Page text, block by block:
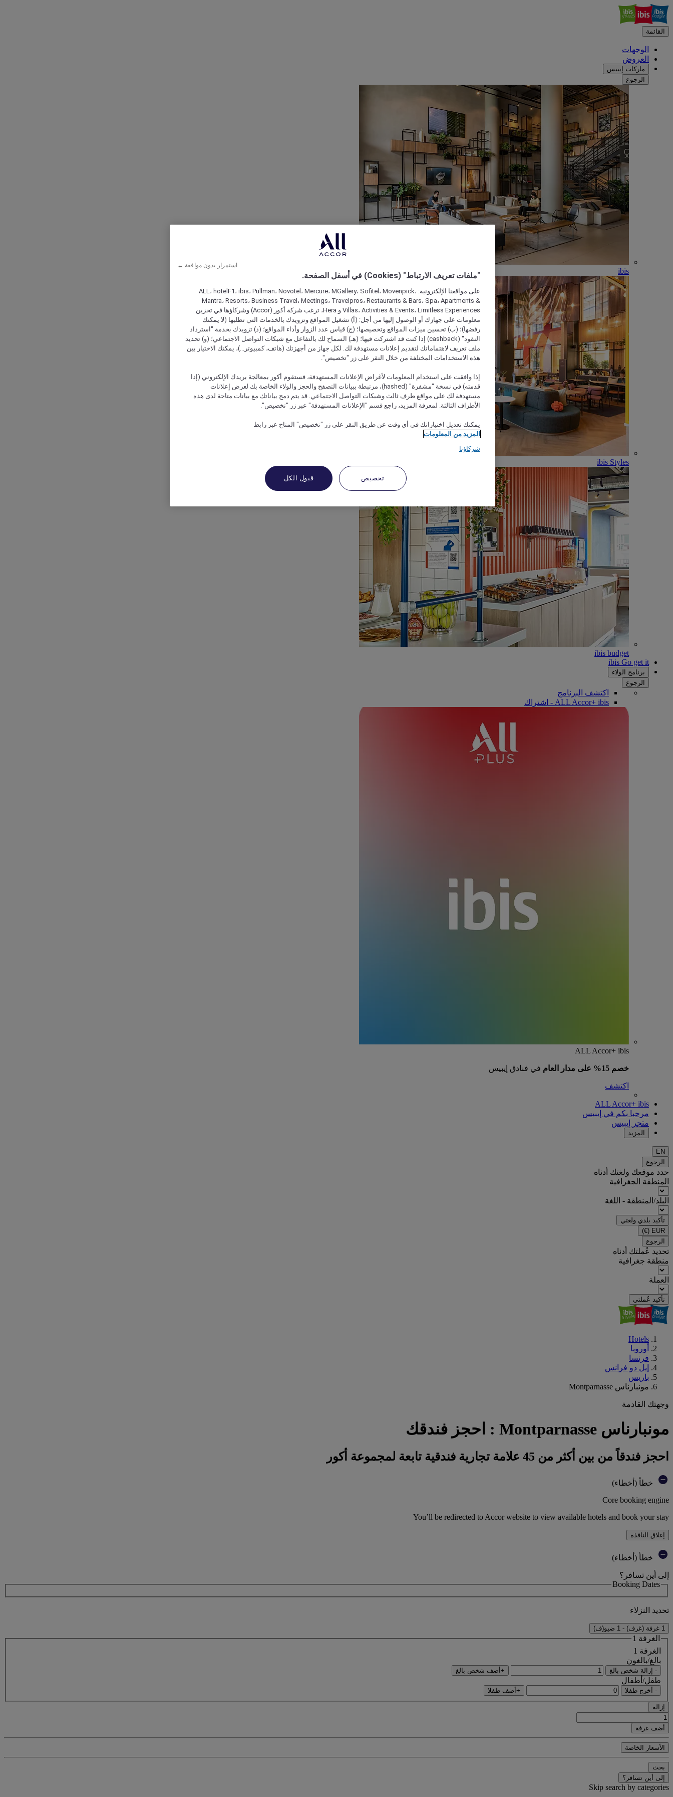
القائمة
الوجهات
العروض
ماركات إيبيس
الرجوع
ibis
ibis Styles
ibis budget
ibis Go get it
برنامج الولاء
الرجوع
اكتشف البرنامج
ALL Accor+ ibis - اشتراك
ALL Accor+ ibis
خصم 15% على مدار العام في فنادق إيبيس
اكتشف
ALL Accor+ ibis
مرحبا بكم في إيبيس
متجر إيبيس
المزيد
EN
الرجوع
حدد موقعك ولغتك أدناه
المنطقة الجغرافية
البلد/المنطقة - اللغة
تأكيد بلدي ولغتي
EUR
(€)
الرجوع
تحديد عُملتك أدناه
منطقة جغرافية
العملة
تأكيد عُملتي
Hotels
أوروبا
فرنسا
إيل دو فرانس
باريس
مونبارناس Montparnasse
وجهتك القادمة
مونبارناس Montparnasse : احجز فندقك
احجز فندقاً من بين أكثر من 45 علامة تجارية فندقية تابعة لمجموعة أكور
خطأ (أخطاء)
Core booking engine
You’ll be redirected to Accor website to view available hotels and book your stay
إغلاق النافذة
خطأ (أخطاء)
إلى أين تسافر؟
Booking Dates
تحديد النزلاء
1 غرفة (غرف) - 1 ضيو(ف)
الغرفة 1
الغرفة 1
بالغ/بالغون
- إزالة شخص بالغ +أضف شخص بالغ
طفل/أطفال
- أخرج طفلا +أضف طفلا
إزالة
أضف غرفة
الأسعار الخاصة
بحث
إلى أين تسافر؟
Skip search by categories
"ملفات تعريف الارتباط" (Cookies) في أسفل الصفحة.
على مواقعنا الإلكترونية: ALL، hotelF1، ibis، Pullman، Novotel، Mercure، MGallery، Sofitel، Movenpick،
Mantra، Resorts، Business Travel، Meetings، Travelpros، Restaurants & Bars، Spa، Apartments &
Villas، Activities & Events، Limitless Experiences و Hera، ترغب شركة أكور (Accor) وشركاؤها في تخزين
معلومات على جهازك أو الوصول إليها من أجل: (أ) تشغيل المواقع وتزويدك بالخدمات التي تطلبها (لا يمكنك
رفضها)؛ (ب) تحسين ميزات المواقع وتخصيصها؛ (ج) قياس عدد الزوار وأداء المواقع؛ (د) تزويدك بخدمة "استرداد
النقود" (cashback) إذا كنت قد اشتركت فيها؛ (هـ) السماح لك بالتفاعل مع شبكات التواصل الاجتماعي؛ (و) تحديد
ملف تعريف لاهتماماتك لتقديم إعلانات مستهدفة لك. لكل جهاز من أجهزتك (هاتف، كمبيوتر...)، يمكنك الاختيار بين
هذه الاستخدامات المختلفة من خلال النقر على زر "تخصيص".
إذا وافقت على استخدام المعلومات لأغراض الإعلانات المستهدفة، فستقوم أكور بمعالجة بريدك الإلكتروني (إذا
قدمته) في نسخة "مشفرة" (hashed)، مرتبطة ببيانات التصفح والحجز والولاء الخاصة بك لعرض إعلانات
مستهدفة لك على مواقع طرف ثالث وشبكات التواصل الاجتماعي. قد يتم دمج بياناتك مع بيانات متاحة لدى هذه
الأطراف الثالثة. لمعرفة المزيد، راجع قسم "الإعلانات المستهدفة" عبر زر "تخصيص".
يمكنك تعديل اختياراتك في أي وقت عن طريق النقر على زر "تخصيص" المتاح عبر رابط
المزيد من المعلومات
شركاؤنا
تخصيص قبول الكل
استمرار بدون موافقة ←